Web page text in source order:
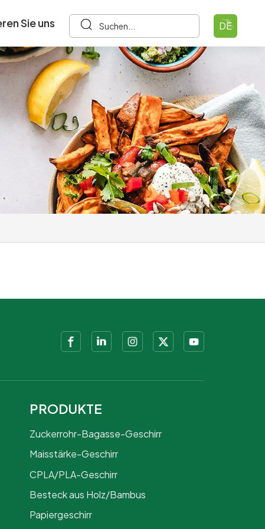
Sie uns DE
PRODUKTE
Zuckerrohr-Bagasse-Geschirr
Maisstärke-Geschirr
CPLA/PLA-Geschirr
Besteck aus Holz/Bambus
Papiergeschirr